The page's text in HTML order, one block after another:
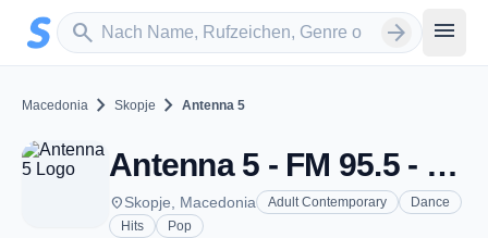
Zum Hauptinhalt springen
search
Sender suchen arrow_forward menu
Macedonia chevron_right Skopje chevron_right Antenna 5
Antenna 5 - FM 95.5 - Skopje
placeSkopje, Macedonia Adult Contemporary
Dance
Hits
Pop